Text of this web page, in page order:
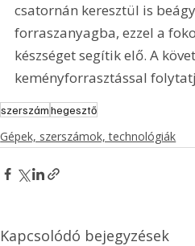
csatornán keresztül is
forraszanyagba, ezzel a
készséget segítik elő. A
keményforrasztással
szerszámhegesztő
Gépek, szerszámok, technológiák
Kapcsolódó bejegyzések